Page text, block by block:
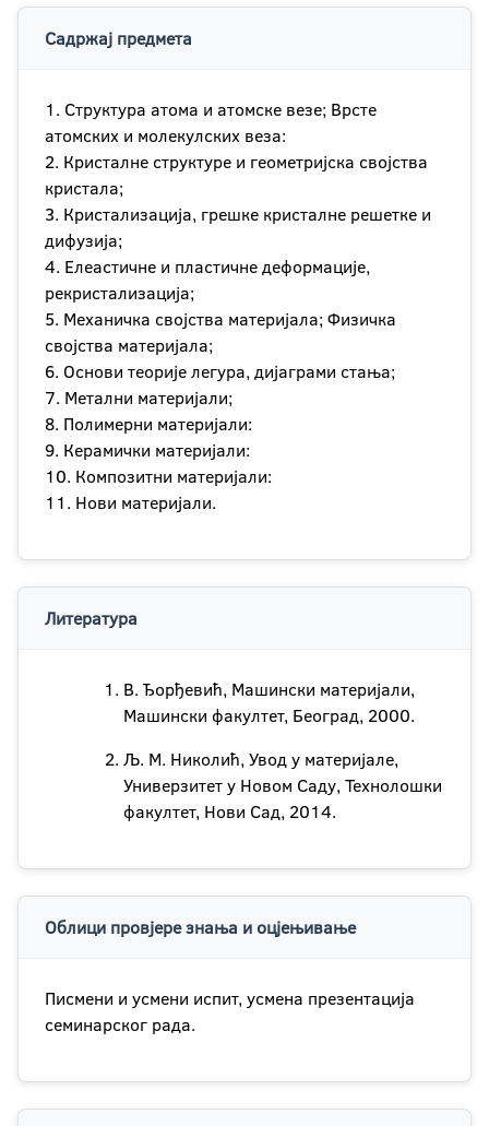
Садржај предмета
1. Структура атома и атомске везе; Врсте
атомских и молекулских веза:
2. Кристалне структуре и геометријска својства
кристала;
3. Кристализација, грешке кристалне решетке и
дифузија;
4. Елеастичне и пластичне деформације,
рекристализација;
5. Механичка својства материјала; Физичка
својства материјала;
6. Основи теорије легура, дијаграми стања;
7. Метални материјали;
8. Полимерни материјали:
9. Керамички материјали:
10. Композитни материјали:
11. Нови материјали.
Литература
В. Ђорђевић, Машински материјали,
Машински факултет, Београд, 2000.
Љ. M. Никoлић, Увoд у мaтeриjaлe,
Унивeрзитeт у Нoвoм Сaду, Teхнoлoшки
фaкултeт, Нoви Сaд, 2014.
Облици провјере знања и оцјењивање
Писмени и усмени испит, усмена презентација
семинарског рада.